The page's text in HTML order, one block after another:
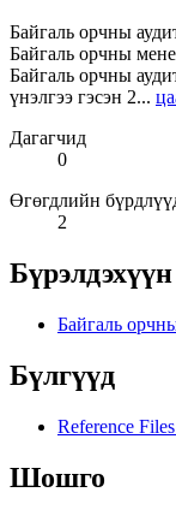
Байгаль орчны
Байгаль орчны
Байгаль орчны
үнэлгээ гэсэн 2...
Дагагчид
0
Өгөгдлийн
2
Бүрэлдэхүүн
Байгаль
Бүлгүүд
Reference Files
Шошго